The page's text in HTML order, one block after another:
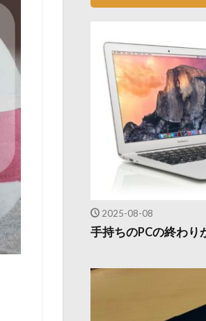
2025-08-08
手持ちのPCの終わり